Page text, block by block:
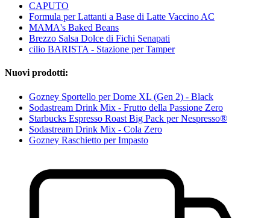
CAPUTO
Formula per Lattanti a Base di Latte Vaccino AC
MAMA's Baked Beans
Brezzo Salsa Dolce di Fichi Senapati
cilio BARISTA - Stazione per Tamper
Nuovi prodotti:
Gozney Sportello per Dome XL (Gen 2) - Black
Sodastream Drink Mix - Frutto della Passione Zero
Starbucks Espresso Roast Big Pack per Nespresso®
Sodastream Drink Mix - Cola Zero
Gozney Raschietto per Impasto